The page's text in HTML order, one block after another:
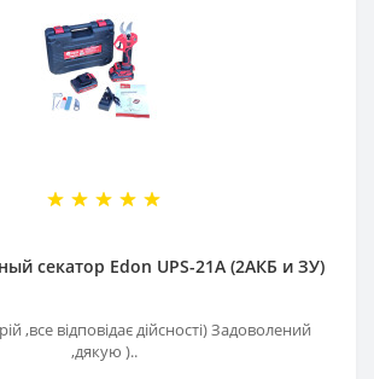
секатор Edon UPS-21A (2АКБ и ЗУ)
,все відповідає дійсності) Задоволений
,дякую )..